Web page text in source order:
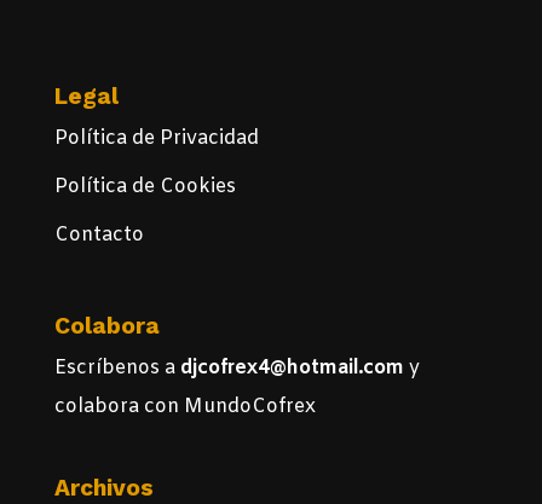
Legal
Política de Privacidad
Política de Cookies
Contacto
Colabora
Escríbenos a djcofrex4@hotmail.com y
colabora con MundoCofrex
Archivos